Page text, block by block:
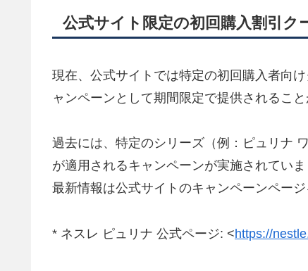
公式サイト限定の初回購入割引ク
現在、公式サイトでは特定の初回購入者向
ャンペーンとして期間限定で提供されること
過去には、特定のシリーズ（例：ピュリナ
が適用されるキャンペーンが実施されていま
最新情報は公式サイトのキャンペーンページ
* ネスレ ピュリナ 公式ページ: <https://